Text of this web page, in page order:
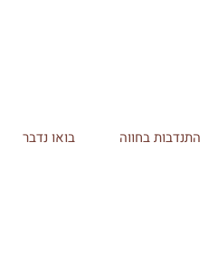
התנדבות בחווה בואו נדבר